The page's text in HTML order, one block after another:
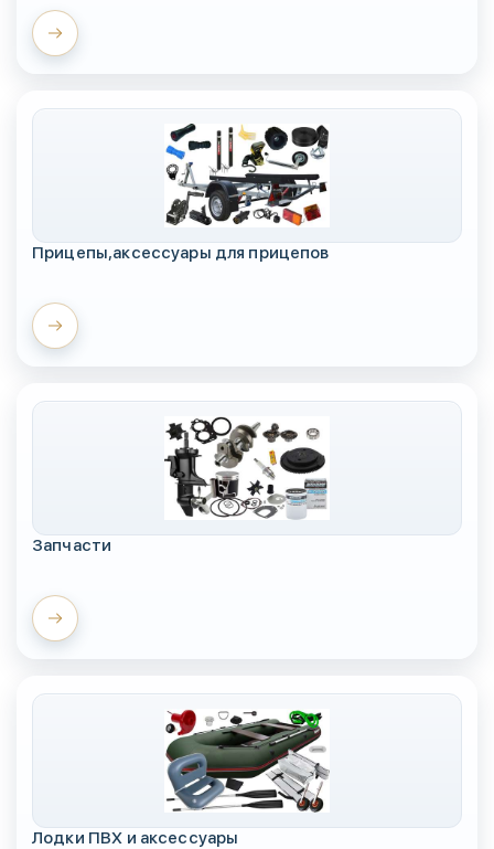
Прицепы,аксессуары для прицепов
Запчасти
Лодки ПВХ и аксессуары